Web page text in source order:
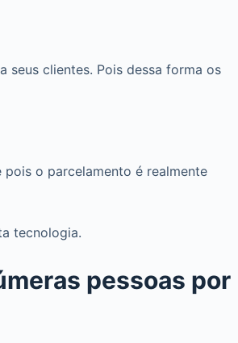
clientes. Pois dessa forma os
o parcelamento é realmente
tecnologia.
pessoas por